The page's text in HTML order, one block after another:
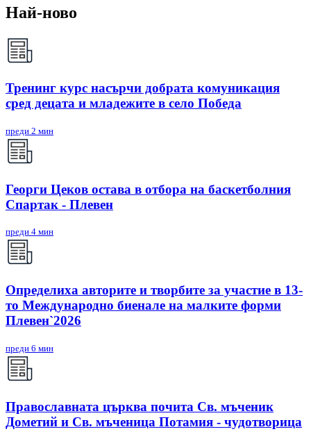
Най-ново
Тренинг курс насърчи добрата комуникация
сред децата и младежите в село Победа
преди 2 мин
Георги Цеков остава в отбора на баскетболния
Спартак - Плевен
преди 4 мин
Определиха авторите и творбите за участие в 13-
то Международно биенале на малките форми
Плевен`2026
преди 6 мин
Православната църква почита Св. мъченик
Дометий и Св. мъченица Потамия - чудотворица